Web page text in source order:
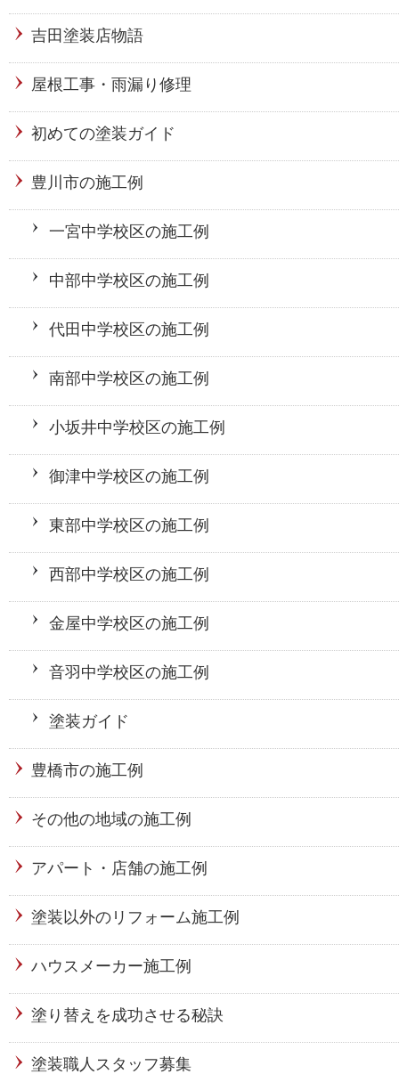
吉田塗装店物語
屋根工事・雨漏り修理
初めての塗装ガイド
豊川市の施工例
一宮中学校区の施工例
中部中学校区の施工例
代田中学校区の施工例
南部中学校区の施工例
小坂井中学校区の施工例
御津中学校区の施工例
東部中学校区の施工例
西部中学校区の施工例
金屋中学校区の施工例
音羽中学校区の施工例
塗装ガイド
豊橋市の施工例
その他の地域の施工例
アパート・店舗の施工例
塗装以外のリフォーム施工例
ハウスメーカー施工例
塗り替えを成功させる秘訣
塗装職人スタッフ募集